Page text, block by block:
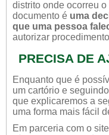
distrito onde ocorreu
documento é uma
que uma pessoa
autorizar
PRECISA DE
Enquanto que é
um cartório e
que explicaremos a
uma forma mais fácil
Em parceria com o site